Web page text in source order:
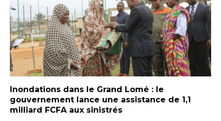
Inondations dans le Grand Lomé : le
gouvernement lance une assistance de 1,1
milliard FCFA aux sinistrés